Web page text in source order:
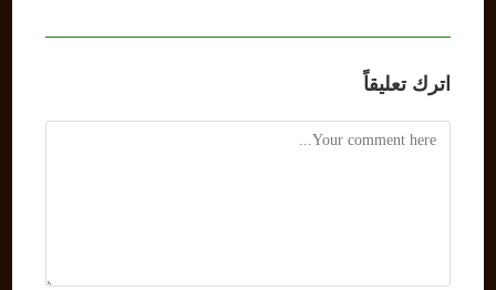
اترك تعليقاً
Comment